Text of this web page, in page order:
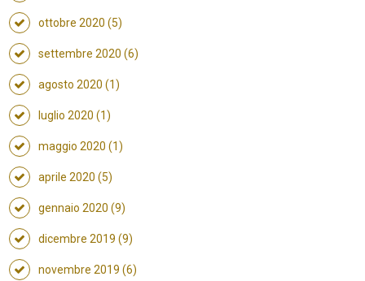
ottobre 2020 (5)
settembre 2020 (6)
agosto 2020 (1)
luglio 2020 (1)
maggio 2020 (1)
aprile 2020 (5)
gennaio 2020 (9)
dicembre 2019 (9)
novembre 2019 (6)